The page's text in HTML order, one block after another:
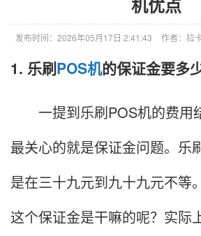
机优点
发布时间：2026年05月17日 2:41:43 作者：拉
1. 乐刷POS机的保证金要多
一提到乐刷POS机的费用
最关心的就是保证金问题。乐
是在三十九元到九十九元不等
这个保证金是干嘛的呢？实际